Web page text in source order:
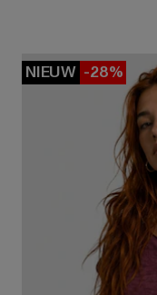
NIEUW -28%